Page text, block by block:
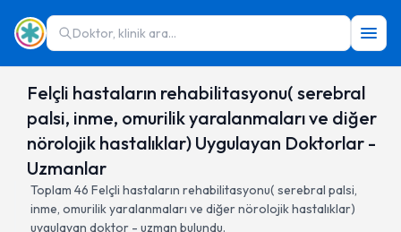
Doktor, klinik ara...
Felçli hastaların rehabilitasyonu( serebral
palsi, inme, omurilik yaralanmaları ve diğer
nörolojik hastalıklar) Uygulayan Doktorlar -
Uzmanlar
Toplam 46 Felçli hastaların rehabilitasyonu( serebral palsi,
inme, omurilik yaralanmaları ve diğer nörolojik hastalıklar)
uygulayan doktor - uzman bulundu.